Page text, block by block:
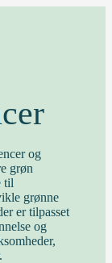
og
grøn
til
grønne
er tilpasset
og